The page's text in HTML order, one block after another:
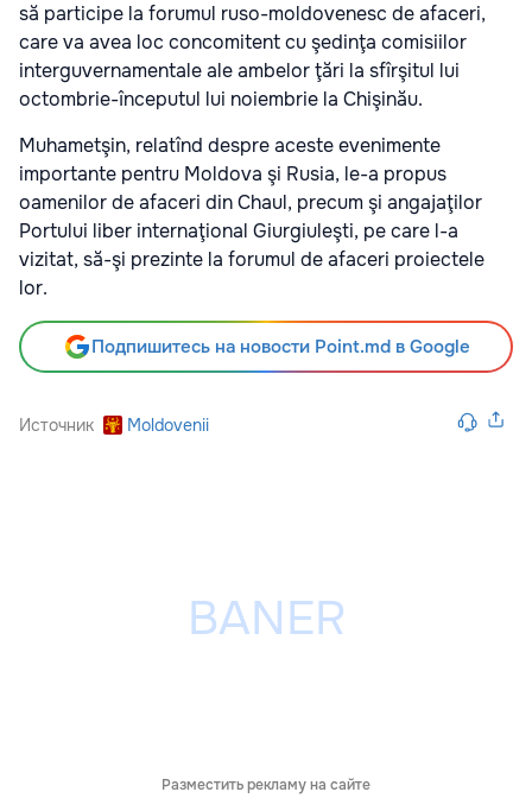
să participe la forumul ruso-moldovenesc de afaceri,
care va avea loc concomitent cu şedinţa comisiilor
interguvernamentale ale ambelor ţări la sfîrşitul lui
octombrie-începutul lui noiembrie la Chişinău.
Muhametşin, relatînd despre aceste evenimente
importante pentru Moldova şi Rusia, le-a propus
oamenilor de afaceri din Chaul, precum şi angajaţilor
Portului liber internaţional Giurgiuleşti, pe care l-a
vizitat, să-şi prezinte la forumul de afaceri proiectele
lor.
Подпишитесь на новости Point.md в Google
Источник Moldovenii
Разместить рекламу на сайте